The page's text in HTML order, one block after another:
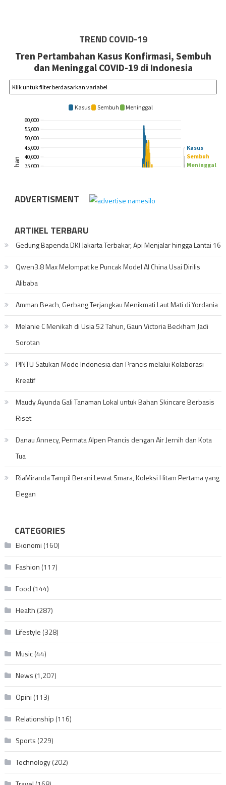
TREND COVID-19
ADVERTISMENT
ARTIKEL TERBARU
Gedung Bapenda DKI Jakarta Terbakar, Api Menjalar hingga Lantai 16
Qwen3.8 Max Melompat ke Puncak Model AI China Usai Dirilis
Alibaba
Amman Beach, Gerbang Terjangkau Menikmati Laut Mati di Yordania
Melanie C Menikah di Usia 52 Tahun, Gaun Victoria Beckham Jadi
Sorotan
PINTU Satukan Mode Indonesia dan Prancis melalui Kolaborasi
Kreatif
Maudy Ayunda Gali Tanaman Lokal untuk Bahan Skincare Berbasis
Riset
Danau Annecy, Permata Alpen Prancis dengan Air Jernih dan Kota
Tua
RiaMiranda Tampil Berani Lewat Smara, Koleksi Hitam Pertama yang
Elegan
CATEGORIES
Ekonomi (160)
Fashion (117)
Food (144)
Health (287)
Lifestyle (328)
Music(44)
News (1,207)
Opini (113)
Relationship (116)
Sports (229)
Technology(202)